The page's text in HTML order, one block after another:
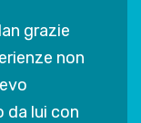
un
ed
a lui
fino da